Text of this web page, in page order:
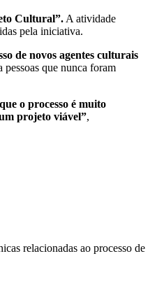
Cultural”. A atividade
pela iniciativa.
de novos agentes culturais
que nunca foram
o processo é muito
projeto viável”,
relacionadas ao processo de